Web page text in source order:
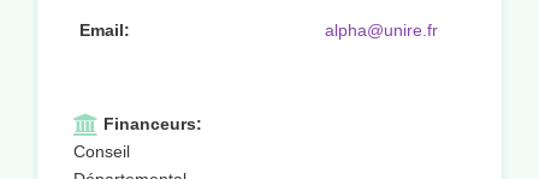
Email: alpha@unire.fr
Financeurs:
Conseil